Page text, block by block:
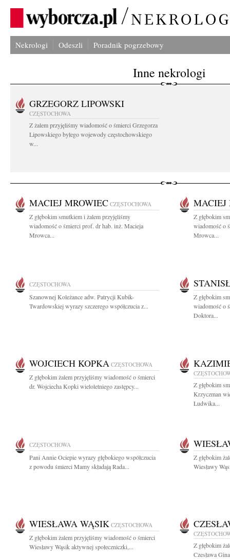
Nekrologi Odeszli Poradnik pogrzebowy
Inne nekrologi
GRZEGORZ LIPOWSKI
CZĘSTOCHOWA
Z żalem przyjęliśmy wiadomość o śmierci Grzegorza
Lipowskiego byłego wojewody częstochowskiego
w...
MACIEJ MROWIEC CZĘSTOCHOWA
Z głębokim smutkiem i żalem przyjęliśmy
wiadomość o śmierci prof. dr hab. inż. Macieja
Mrowca...
MACIEJ
Z głębokim
wiadomość o
Mrowca...
CZĘSTOCHOWA
Szanownej Koleżance adw. Patrycji Kubik-
Twardowskiej wyrazy szczerego współczucia z...
Z głębokim
wiadomość o
Doktora...
WOJCIECH KOPKA CZĘSTOCHOWA
Z głębokim żalem przyjęliśmy wiadomość o śmierci
dr. Wojciecha Kopki wieloletniego zastępcy...
Z głębokim
Krzyczman
Ludwika...
CZĘSTOCHOWA
Pani Annie Ociepie wyrazy głębokiego współczucia
z powodu śmierci Mamy składają Rada...
Z głębokim
Wiesławy
WIESŁAWA WĄSIK CZĘSTOCHOWA
Z głębokim żalem przyjęliśmy wiadomość o śmierci
Wiesławy Wąsik aktywnej społeczniczki,...
Z głębokim
Czesława